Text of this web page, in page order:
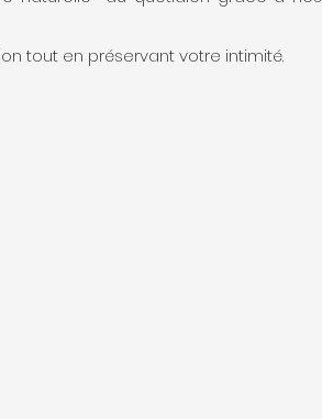
tout en préservant votre intimité.